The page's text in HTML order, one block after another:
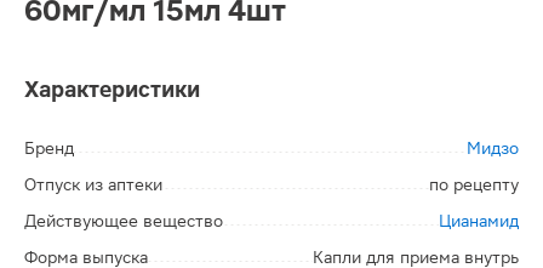
60мг/мл 15мл 4шт
Характеристики
Бренд
Мидзо
Отпуск из аптеки
по рецепту
Действующее вещество
Цианамид
Форма выпуска
Капли для приема внутрь